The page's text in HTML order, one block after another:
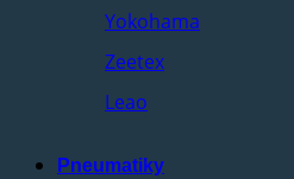
Yokohama
Zeetex
Leao
Pneumatiky